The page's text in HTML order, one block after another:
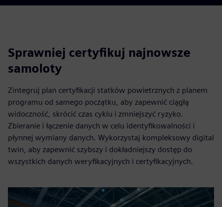
Sprawniej certyfikuj najnowsze
samoloty
Zintegruj plan certyfikacji statków powietrznych z planem
programu od samego początku, aby zapewnić ciągłą
widoczność, skrócić czas cyklu i zmniejszyć ryzyko.
Zbieranie i łączenie danych w celu identyfikowalności i
płynnej wymiany danych. Wykorzystaj kompleksowy digital
twin, aby zapewnić szybszy i dokładniejszy dostęp do
wszystkich danych weryfikacyjnych i certyfikacyjnych.